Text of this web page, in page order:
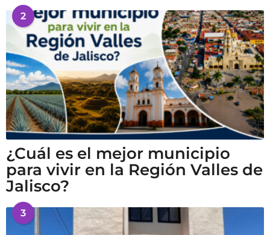
2
¿Cuál es el mejor municipio
para vivir en la Región Valles de
Jalisco?
3